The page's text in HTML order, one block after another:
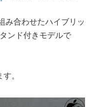
み合わせたハイブリッ
ンド付きモデルで
。